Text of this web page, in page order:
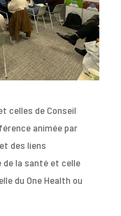
celles de Conseil
animée par
des liens
de la santé et celle
du One Health ou